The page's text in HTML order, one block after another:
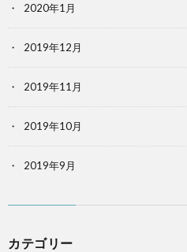
2020年1月
2019年12月
2019年11月
2019年10月
2019年9月
カテゴリー